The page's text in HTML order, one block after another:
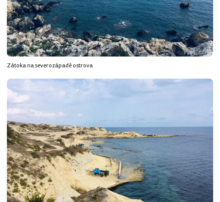
Zátoka na severozápadě ostrova